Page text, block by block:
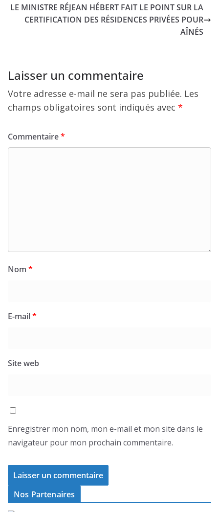
LE MINISTRE RÉJEAN HÉBERT FAIT LE POINT SUR LA
CERTIFICATION DES RÉSIDENCES PRIVÉES POUR
AÎNÉS
Laisser un commentaire
Votre adresse e-mail ne sera pas publiée. Les
champs obligatoires sont indiqués avec *
Commentaire*
Nom *
E-mail*
Site web
Enregistrer mon nom, mon e-mail et mon site dans le
navigateur pour mon prochain commentaire.
Nos Partenaires